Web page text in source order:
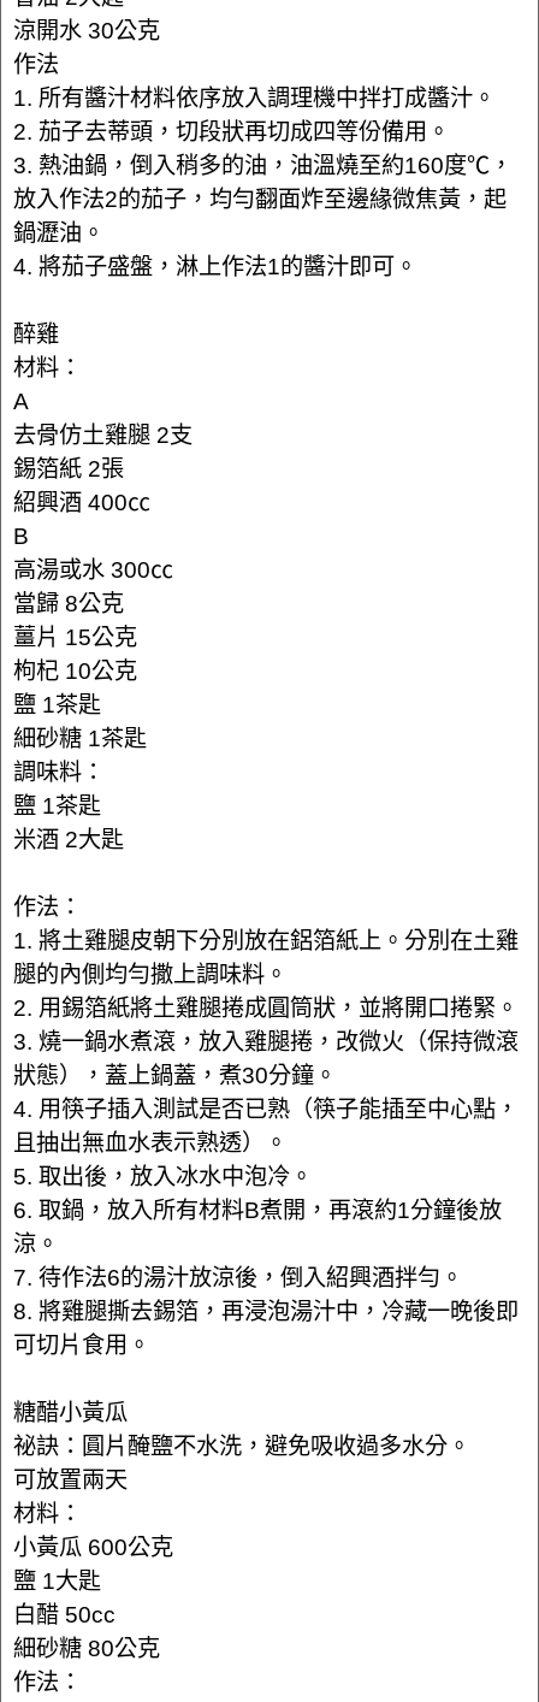
涼開水 30公克
作法
1. 所有醬汁材料依序放入調理機中拌打成醬汁。
2. 茄子去蒂頭，切段狀再切成四等份備用。
3. 熱油鍋，倒入稍多的油，油溫燒至約160度℃，
放入作法2的茄子，均勻翻面炸至邊緣微焦黃，起
鍋瀝油。
4. 將茄子盛盤，淋上作法1的醬汁即可。
醉雞
材料：
A
去骨仿土雞腿 2支
錫箔紙 2張
紹興酒 400㏄
B
高湯或水 300㏄
當歸 8公克
薑片 15公克
枸杞 10公克
鹽 1茶匙
細砂糖 1茶匙
調味料：
鹽 1茶匙
米酒 2大匙
作法：
1. 將土雞腿皮朝下分別放在鋁箔紙上。分別在土雞
腿的內側均勻撒上調味料。
2. 用錫箔紙將土雞腿捲成圓筒狀，並將開口捲緊。
3. 燒一鍋水煮滾，放入雞腿捲，改微火（保持微滾
狀態），蓋上鍋蓋，煮30分鐘。
4. 用筷子插入測試是否已熟（筷子能插至中心點，
且抽出無血水表示熟透）。
5. 取出後，放入冰水中泡冷。
6. 取鍋，放入所有材料B煮開，再滾約1分鐘後放
涼。
7. 待作法6的湯汁放涼後，倒入紹興酒拌勻。
8. 將雞腿撕去錫箔，再浸泡湯汁中，冷藏一晚後即
可切片食用。
糖醋小黃瓜
祕訣：圓片醃鹽不水洗，避免吸收過多水分。
可放置兩天
材料：
小黃瓜 600公克
鹽 1大匙
白醋 50cc
細砂糖 80公克
作法：